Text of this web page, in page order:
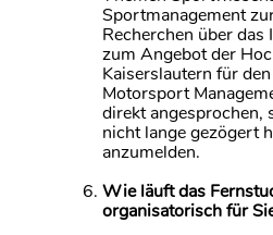
Sportmanagement
Recherchen über
zum Angebot der
Kaiserslautern für
Motorsport
direkt angesprochen,
nicht lange gezögert
anzumelden.
Wie läuft das
organisatorisch für